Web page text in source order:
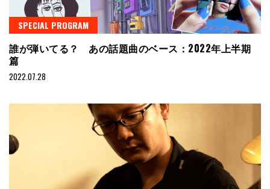
SPECIAL PROGRAM
誰が弾いてる？ あの話題曲のベース：2022年上半期
篇
2022.07.28